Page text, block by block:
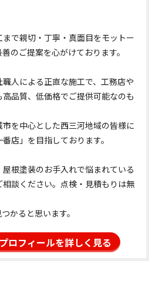
まで親切・丁寧・真面目をモットー
のご提案を心がけております。
人による正直な施工で、工務店や
品質、低価格でご提供可能なのも
を中心とした西三河地域の皆様に
店」を目指しております。
根塗装のお手入れで悩まれている
談ください。点検・見積もりは無
かると思います。
ロフィールを詳しく見る